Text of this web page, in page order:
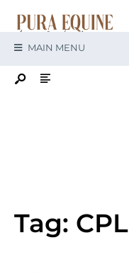
MAIN MENU
Tag: CPL